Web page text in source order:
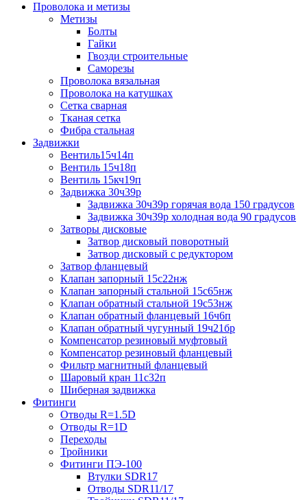
Проволока и метизы
Метизы
Болты
Гайки
Гвозди строительные
Саморезы
Проволока вязальная
Проволока на катушках
Сетка сварная
Тканая сетка
Фибра стальная
Задвижки
Вентиль15ч14п
Вентиль 15ч18п
Вентиль 15кч19п
Задвижка 30ч39р
Задвижка 30ч39р горячая вода 150 градусов
Задвижка 30ч39р холодная вода 90 градусов
Затворы дисковые
Затвор дисковый поворотный
Затвор дисковый с редуктором
Затвор фланцевый
Клапан запорный 15с22нж
Клапан запорный стальной 15с65нж
Клапан обратный стальной 19с53нж
Клапан обратный фланцевый 16ч6п
Клапан обратный чугунный 19ч21бр
Компенсатор резиновый муфтовый
Компенсатор резиновый фланцевый
Фильтр магнитный фланцевый
Шаровый кран 11с32п
Шиберная задвижка
Фитинги
Отводы R=1.5D
Отводы R=1D
Переходы
Тройники
Фитинги ПЭ-100
Втулки SDR17
Отводы SDR11/17